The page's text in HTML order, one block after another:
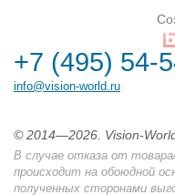
+7 (495) 54-
info@vision-world.ru
© 2014—2026. Vision-
В случае отказа от
происходит на обоюдной
полученных сторонами